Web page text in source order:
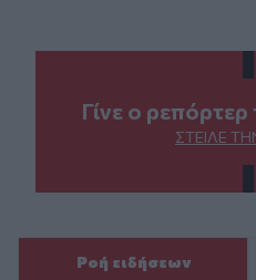
Γίνε ο
ΣΤΕΊΛΕ
Ροή ειδήσεων